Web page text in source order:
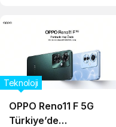
OPPO Reno11 F 5G
Türkiye’de
Teknoloji